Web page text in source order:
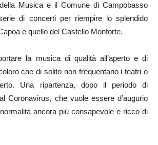
Musica e il Comune di Campobasso
di concerti per riempire lo splendido
e quello del Castello Monforte.
la musica di qualità all’aperto e di
che di solito non frequentano i teatri o
Una ripartenza, dopo il periodo di
Coronavirus, che vuole essere d’augurio
ancora più consapevole e ricco di